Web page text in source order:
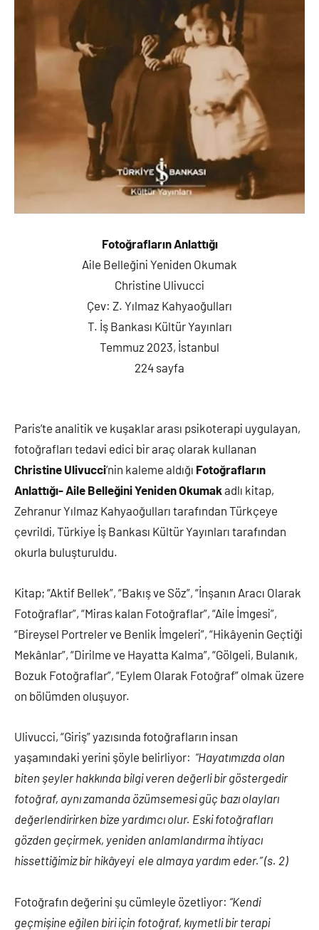
Fotoğrafların Anlattığı
Aile Belleğini Yeniden Okumak
Christine Ulivucci
Çev: Z. Yılmaz Kahyaoğulları
T. İş Bankası Kültür Yayınları
Temmuz 2023, İstanbul
224 sayfa
Paris’te analitik ve kuşaklar arası psikoterapi uygulayan,
fotoğrafları tedavi edici bir araç olarak kullanan
Christine Ulivucci’nin kaleme aldığı Fotoğrafların
Anlattığı- Aile Belleğini Yeniden Okumakadlı kitap,
Zehranur Yılmaz Kahyaoğulları tarafından Türkçeye
çevrildi, Türkiye İş Bankası Kültür Yayınları tarafından
okurla buluşturuldu.
Kitap; “Aktif Bellek”, “Bakış ve Söz”, “İnşanın Aracı Olarak
Fotoğraflar”, “Miras kalan Fotoğraflar”, “Aile İmgesi”,
“Bireysel Portreler ve Benlik İmgeleri”, “Hikâyenin Geçtiği
Mekânlar”, “Dirilme ve Hayatta Kalma”, “Gölgeli, Bulanık,
Bozuk Fotoğraflar”, “Eylem Olarak Fotoğraf” olmak üzere
on bölümden oluşuyor.
Ulivucci, “Giriş” yazısında fotoğrafların insan
yaşamındaki yerini şöyle belirliyor: “Hayatımızda olan
biten şeyler hakkında bilgi veren değerli bir göstergedir
fotoğraf, aynı zamanda özümsemesi güç bazı olayları
değerlendirirken bize yardımcı olur. Eski fotoğrafları
gözden geçirmek, yeniden anlamlandırma ihtiyacı
hissettiğimiz bir hikâyeyi ele almaya yardım eder.” (s. 2)
Fotoğrafın değerini şu cümleyle özetliyor: “Kendi
geçmişine eğilen biri için fotoğraf, kıymetli bir terapi